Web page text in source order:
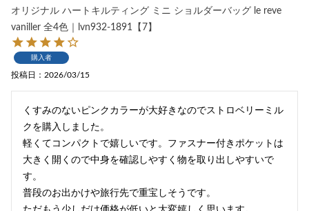
オリジナル ハートキルティング ミニ ショルダーバッグ le reve
vaniller 全4色｜lvn932-1891【7】
購入者
投稿日 2026/03/15
くすみのないピンクカラーが大好きなのでストロベリーミル
クを購入しました。
軽くてコンパクトで嬉しいです。ファスナー付きポケットは
大きく開くので中身を確認しやすく物を取り出しやすいで
す。
普段のお出かけや旅行先で重宝しそうです。